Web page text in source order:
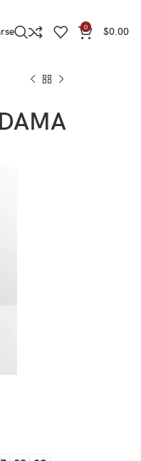
0 $0.00